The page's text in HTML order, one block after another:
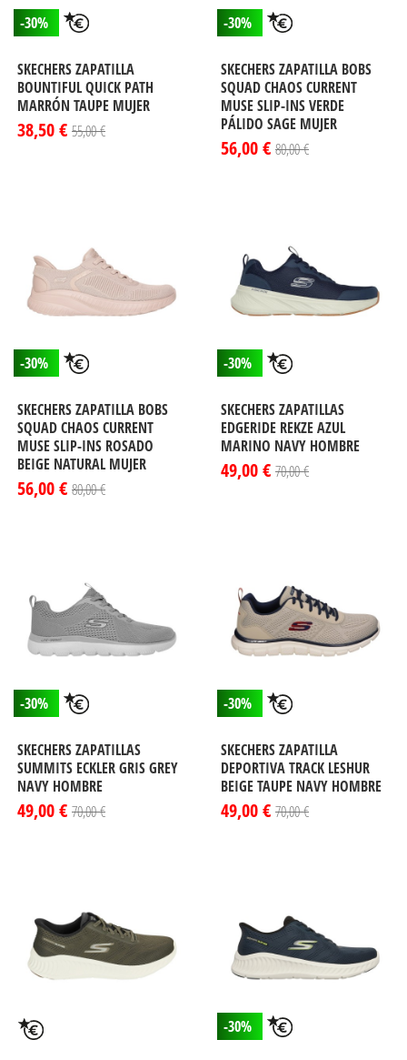
-30%
SKECHERS ZAPATILLA
BOUNTIFUL QUICK PATH
MARRÓN TAUPE MUJER
38,50 € 55,00 €
-30%
SKECHERS ZAPATILLA BOBS
SQUAD CHAOS CURRENT
MUSE SLIP-INS VERDE
PÁLIDO SAGE MUJER
56,00 € 80,00 €
-30%
SKECHERS ZAPATILLA BOBS
SQUAD CHAOS CURRENT
MUSE SLIP-INS ROSADO
BEIGE NATURAL MUJER
56,00 € 80,00 €
-30%
SKECHERS ZAPATILLAS
EDGERIDE REKZE AZUL
MARINO NAVY HOMBRE
49,00 € 70,00 €
-30%
SKECHERS ZAPATILLAS
SUMMITS ECKLER GRIS GREY
NAVY HOMBRE
49,00 € 70,00 €
-30%
SKECHERS ZAPATILLA
DEPORTIVA TRACK LESHUR
BEIGE TAUPE NAVY HOMBRE
49,00 € 70,00 €
-30%